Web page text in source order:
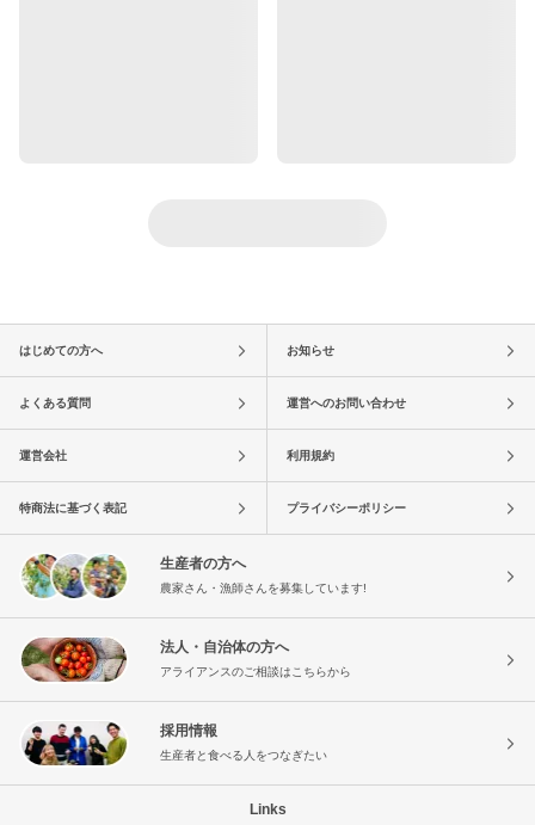
はじめての方へ お知らせ
よくある質問 運営へのお問い合わせ
運営会社 利用規約
特商法に基づく表記 プライバシーポリシー
生産者の方へ
農家さん・漁師さんを募集しています!
法人・自治体の方へ
アライアンスのご相談はこちらから
採用情報
生産者と食べる人をつなぎたい
Links